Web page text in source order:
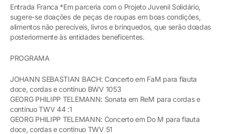
Entrada Franca *Em parceria com o Projeto Juvenil Solidário,
sugere-se doações de peças de roupas em boas condições,
alimentos não perecíveis, livros e brinquedos, que serão doadas
posteriormente às entidades beneficentes.
PROGRAMA
JOHANN SEBASTIAN BACH: Concerto em FaM para flauta
doce, cordas e contínuo BWV 1053
GEORG PHILIPP TELEMANN: Sonata em ReM para cordas e
contínuo TWV 44 :1
GEORG PHILIPP TELEMANN: Concerto em Do M para flauta
doce, cordas e contínuo TWV 51